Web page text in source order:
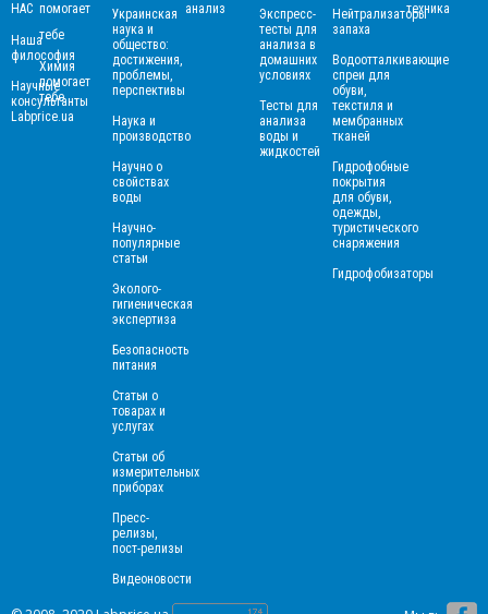
НАС
Наша
философия
Научные
консультанты
Labprice.ua
помогает
тебе
Химия
помогает
тебе
Украинская
наука и
общество:
достижения,
проблемы,
перспективы
Наука и
производство
Научно о
свойствах
воды
Научно-
популярные
статьи
Эколого-
гигиеническая
экспертиза
Безопасность
питания
Статьи о
товарах и
услугах
Статьи об
измерительных
приборах
Пресс-
релизы,
пост-релизы
Видеоновости
анализ
Экспресс-
тесты для
анализа в
домашних
условиях
Тесты для
анализа
воды и
жидкостей
Нейтрализаторы
запаха
Водоотталкивающие
спреи для
обуви,
текстиля и
мембранных
тканей
Гидрофобные
покрытия
для обуви,
одежды,
туристического
снаряжения
Гидрофобизаторы
техника